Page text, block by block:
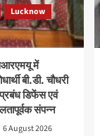
Lucknow
में
बी.डी. चौधरी
डिफेंस एवं
संपन्न
6 August 2026